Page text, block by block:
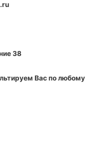
38
Вас по любому